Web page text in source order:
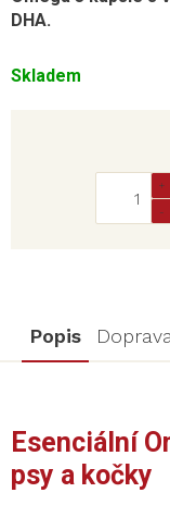
Skladem
DHA.
Popis Doprava
Esenciální
psy a kočky